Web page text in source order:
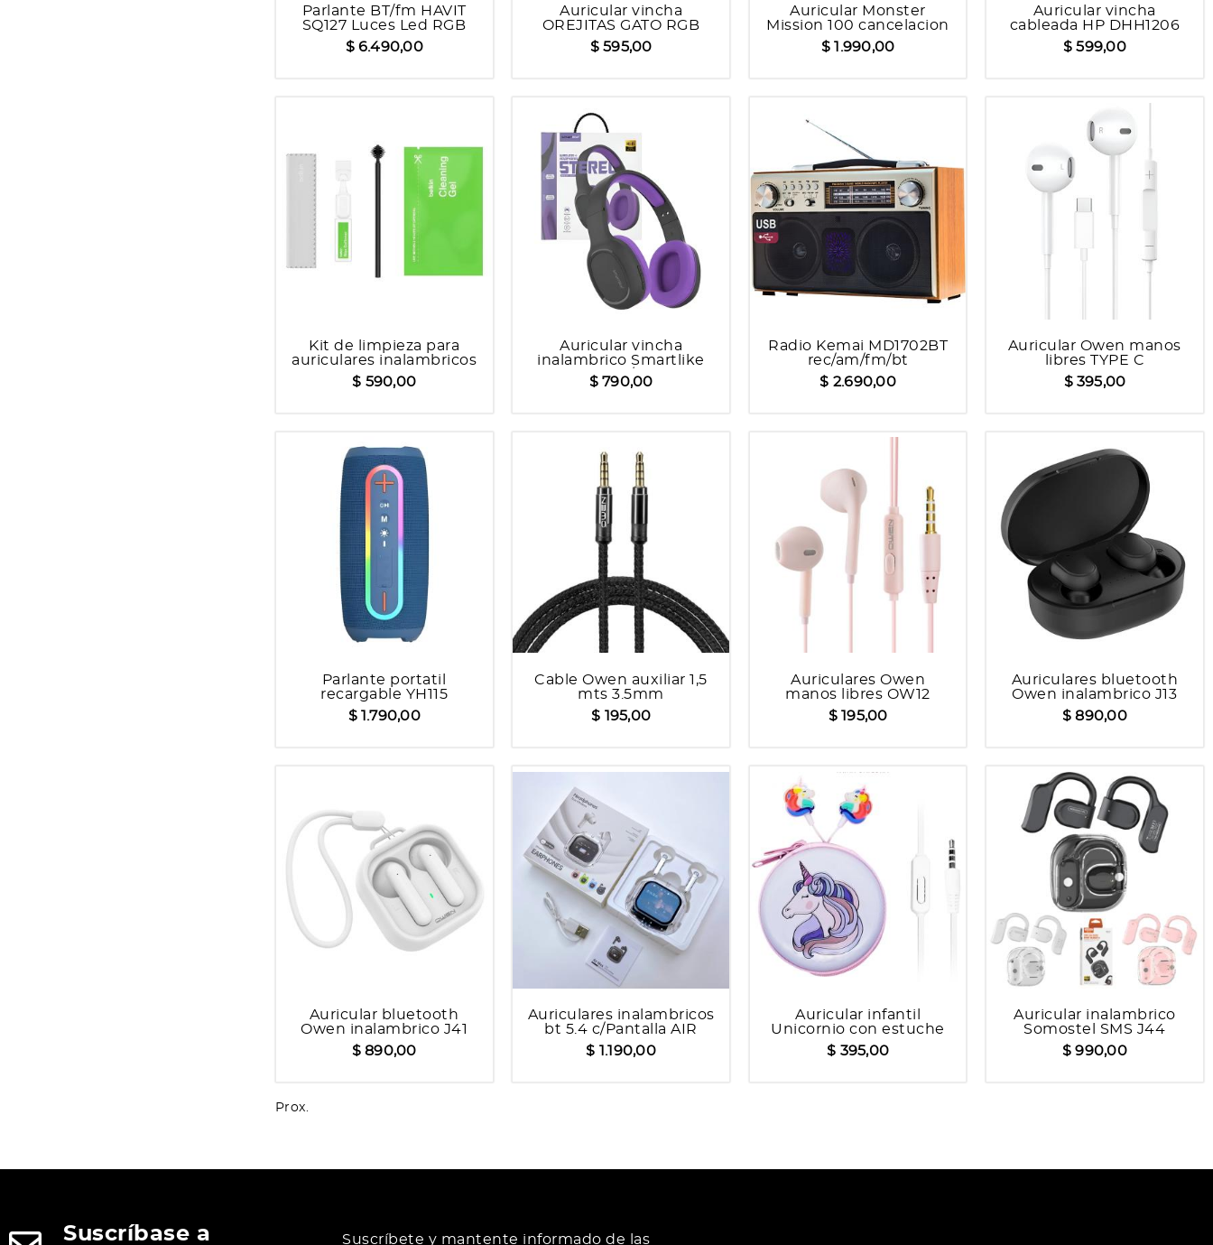
Parlante BT/fm HAVIT
SQ127 Luces Led RGB
Con 2 Micrófonos
$ 6.490,00
Auricular vincha
OREJITAS GATO RGB
P47 inalambrico
$ 595,00
Auricular Monster
Mission 100 cancelacion
de ruido activa
$ 1.990,00
Auricular vincha
cableada HP DHH1206
$ 599,00
Kit de limpieza para
auriculares inalambricos
Belkin
$ 590,00
Auricular vincha
inalambrico Smartlike
hf7340/7341
$ 790,00
Radio Kemai MD1702BT
rec/am/fm/bt
$ 2.690,00
Auricular Owen manos
libres TYPE C
$ 395,00
Parlante portatil
recargable YH115
$ 1.790,00
Cable Owen auxiliar 1,5
mts 3.5mm
$ 195,00
Auriculares Owen
manos libres OW12
$ 195,00
Auriculares bluetooth
Owen inalambrico J13
$ 890,00
Auricular bluetooth
Owen inalambrico J41
$ 890,00
Auriculares inalambricos
bt 5.4 c/Pantalla AIR
MAX
$ 1.190,00
Auricular infantil
Unicornio con estuche
TUK T199
$ 395,00
Auricular inalambrico
Somostel SMS J44
$ 990,00
Prox.
Suscríbase a Suscríbete y mantente informado de las